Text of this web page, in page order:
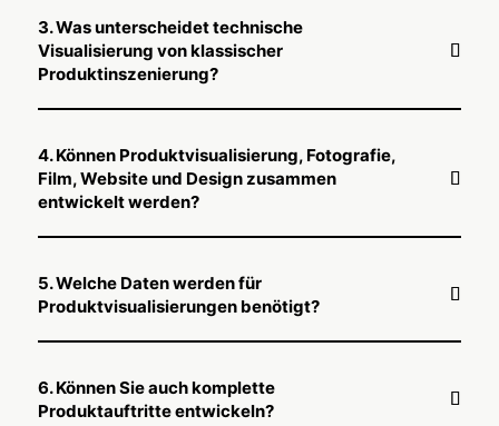
3. Was unterscheidet technische
Visualisierung von klassischer
Produktinszenierung?
4. Können Produktvisualisierung, Fotografie,
Film, Website und Design zusammen
entwickelt werden?
5. Welche Daten werden für
Produktvisualisierungen benötigt?
6. Können Sie auch komplette
Produktauftritte entwickeln?